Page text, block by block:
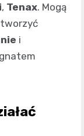
, Tenax. Mogą
i